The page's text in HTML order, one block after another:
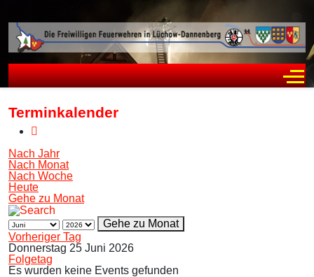
Terminkalender
Nach Jahr
Nach Monat
Nach Woche
Heute
Gehe zu Monat
Gehe zu Monat
Vorheriger Tag
Donnerstag 25 Juni 2026
Folgetag
Es wurden keine Events gefunden